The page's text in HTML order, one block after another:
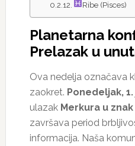
Ribe (Pisces)
Planetarna
Prelazak u
Ova nedelja označava
zaokret. Ponedeljak, 1.
ulazak Merkura u znak
završava period
informacija. Naša